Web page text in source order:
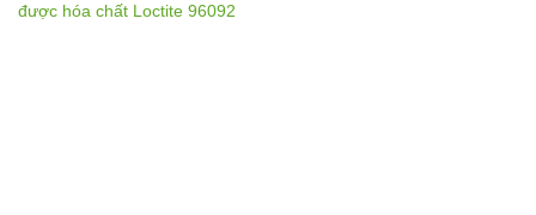
được hóa chất Loctite 96092